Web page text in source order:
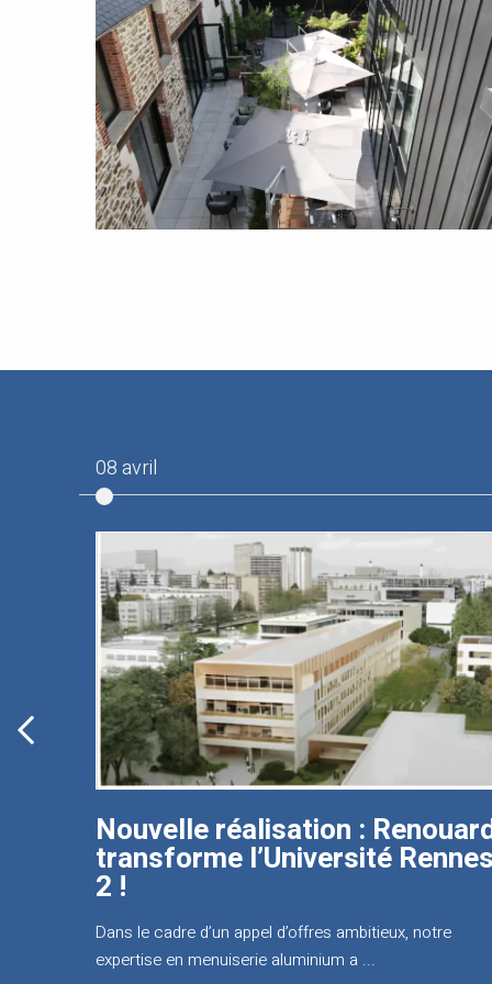
07 avril
Préparez le métier de métallier
Aux côtés de La Maison du Forgeron, nous donnons
l'opportunité de découvrir le ...